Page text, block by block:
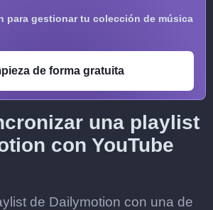
para gestionar tu colección de música
de forma gratuita
una playlist
con YouTube
de Dailymotion con una de